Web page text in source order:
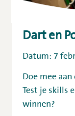
Dart en
Datum: 7
Doe mee
Test je skills
winnen?